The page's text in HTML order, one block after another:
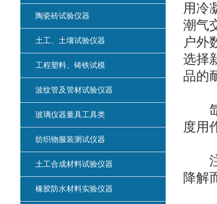
用冷
潮气
户外
选择
品的
氙
度用
注
降解
陶瓷砖试验仪器
土工、土壤试验仪器
工程塑料、铸铁试模
波纹管及管材试验仪器
玻璃仪器量具工具类
纺织物服装测试仪器
土工合成材料试验仪器
橡胶防水材料实验仪器